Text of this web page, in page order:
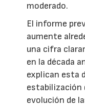
moderado.
El informe
aumente
una cifra
en la década
explican esta
estabilización
evolución de